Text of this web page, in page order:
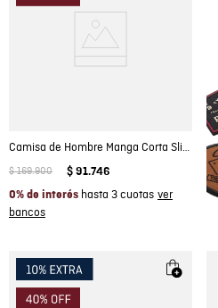
Camisa de Hombre Manga Corta Slim Fit Cuello Spread con Paletas en Popelina en Mezcla de Algodón
$ 169.900 $ 91.746
0% de interés hasta 3 cuotas